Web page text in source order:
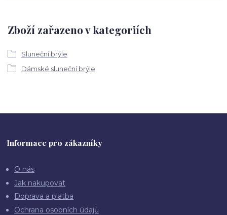
Zboží zařazeno v kategoriích
Sluneční brýle
Dámské sluneční brýle
Informace pro zákazníky
O nás
Jak nakupovat
Doprava a platba
Ochrana osobních údajů